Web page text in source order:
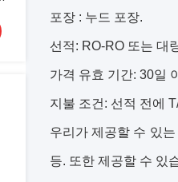
포장 : 누드 포장.
선적: RO-RO 또는 대
가격 유효 기간: 30일
지불 조건: 선적 전에
우리가 제공할 수 있
등. 또한 제공할 수 있